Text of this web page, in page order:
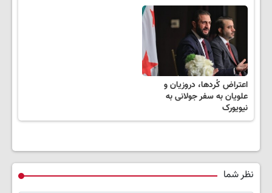
اعتراض کُردها، دروزیان و
علویان به سفر جولانی به
نیویورک
نظر شما